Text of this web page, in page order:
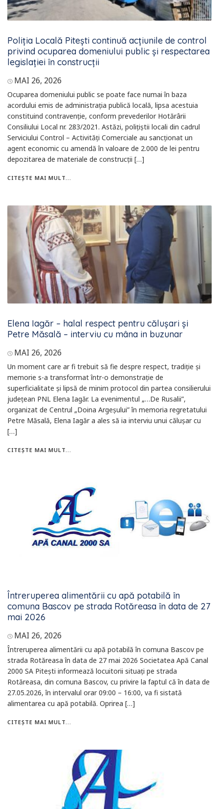
Poliția Locală Pitești continuă acțiunile de control
privind ocuparea domeniului public și respectarea
legislației în construcții
MAI 26, 2026
Ocuparea domeniului public se poate face numai în baza
acordului emis de administrația publică locală, lipsa acestuia
constituind contravenție, conform prevederilor Hotărârii
Consiliului Local nr. 283/2021. Astăzi, polițiștii locali din cadrul
Serviciului Control – Activități Comerciale au sancționat un
agent economic cu amendă în valoare de 2.000 de lei pentru
depozitarea de materiale de construcții […]
CITEȘTE MAI MULT...
Elena Iagăr – halal respect pentru călușari și
Petre Măsală – interviu cu mâna in buzunar
MAI 26, 2026
Un moment care ar fi trebuit să fie despre respect, tradiție și
memorie s-a transformat într-o demonstrație de
superficialitate și lipsă de minim protocol din partea consilierului
județean PNL Elena Iagăr. La evenimentul „…De Rusalii”,
organizat de Centrul „Doina Argeșului” în memoria regretatului
Petre Măsală, Elena Iagăr a ales să ia interviu unui călușar cu
[…]
CITEȘTE MAI MULT...
Întreruperea alimentării cu apă potabilă în
comuna Bascov pe strada Rotăreasa în data de 27
mai 2026
MAI 26, 2026
Întreruperea alimentării cu apă potabilă în comuna Bascov pe
strada Rotăreasa în data de 27 mai 2026 Societatea Apă Canal
2000 SA Piteşti informează locuitorii situați pe strada
Rotăreasa, din comuna Bascov, cu privire la faptul că în data de
27.05.2026, în intervalul orar 09:00 – 16:00, va fi sistată
alimentarea cu apă potabilă. Oprirea […]
CITEȘTE MAI MULT...